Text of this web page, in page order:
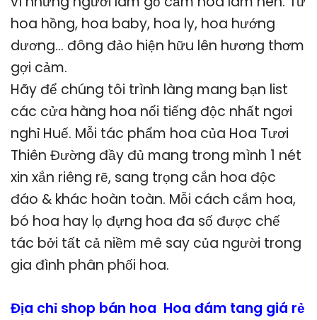
hoa hồng, hoa baby, hoa ly, hoa hướng
dương… đông đảo hiện hữu lên hương thơm
gợi cảm.
Hãy để chúng tôi trình làng mang bạn list
các cửa hàng hoa nổi tiếng độc nhất ngơi
nghỉ Huế. Mỗi tác phẩm hoa của Hoa Tươi
Thiên Đường đầy đủ mang trong mình 1 nét
xin xắn riêng rẽ, sang trọng cắn hoa độc
đáo & khác hoàn toàn. Mỗi cách cắm hoa,
bó hoa hay lọ đựng hoa đa số được chế
tác bởi tất cả niềm mê say của người trong
gia đình phân phối hoa.
Địa chỉ shop bán hoa Hoa đám tang giá rẻ